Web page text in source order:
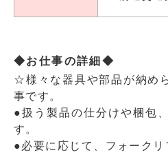
◆お仕事の詳細◆
☆様々な器具や部品が納め
事です。
●扱う製品の仕分けや梱包
す。
●必要に応じて、フォークリ